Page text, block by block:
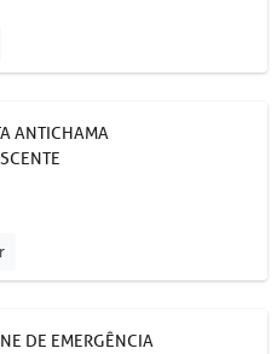
ANTICHAMA
DE EMERGÊNCIA